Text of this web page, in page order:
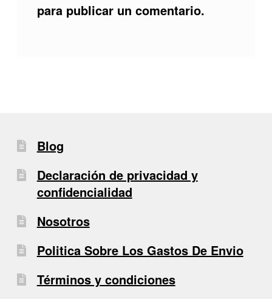
para publicar un comentario.
Blog
Declaración de privacidad y
confidencialidad
Nosotros
Politica Sobre Los Gastos De Envio
Términos y condiciones